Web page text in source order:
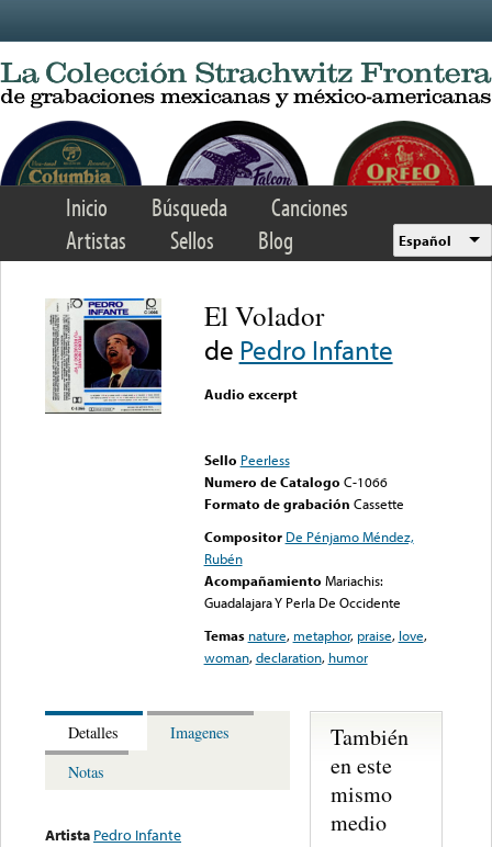
Inicio Búsqueda
Canciones
Artistas
Sellos Blog Español
El Volador
de Pedro Infante
Audio excerpt
Sello Peerless
Numero de Catalogo C-1066
Formato de grabación Cassette
Compositor De Pénjamo Méndez,
Rubén
Acompañamiento Mariachis:
Guadalajara Y Perla De Occidente
Temas nature, metaphor, praise, love,
woman,declaration, humor
Detalles
Imagenes
Notas
Artista Pedro Infante
También
en este
mismo
medio